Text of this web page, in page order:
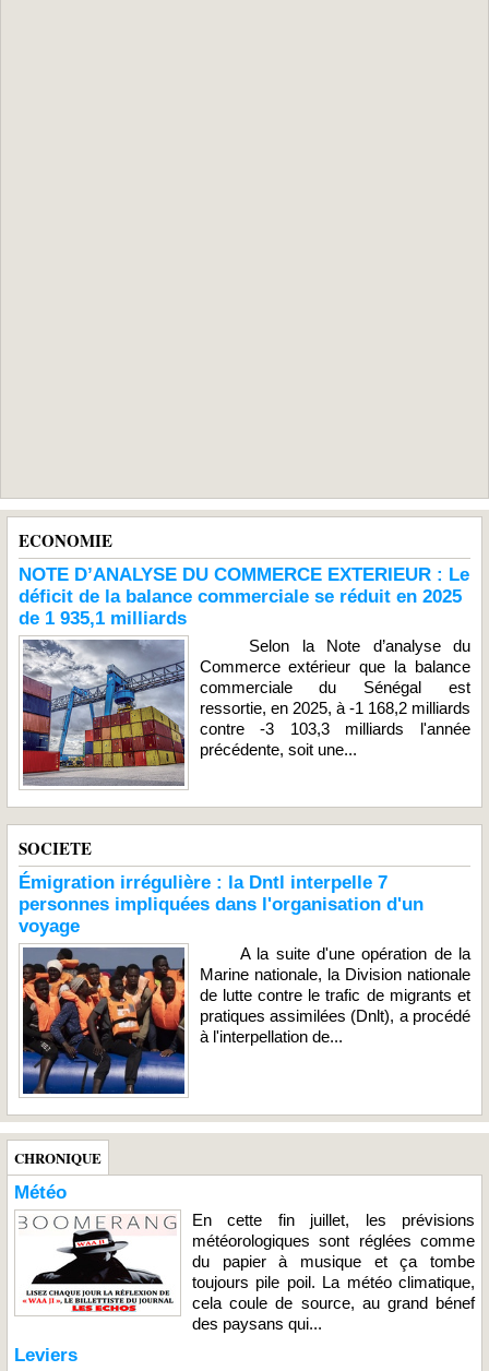
ECONOMIE
NOTE D’ANALYSE DU COMMERCE EXTERIEUR : Le
déficit de la balance commerciale se réduit en 2025
de 1 935,1 milliards
Selon la Note d’analyse du
Commerce extérieur que la balance
commerciale du Sénégal est
ressortie, en 2025, à -1 168,2 milliards
contre -3 103,3 milliards l'année
précédente, soit une...
SOCIETE
Émigration irrégulière : la Dntl interpelle 7
personnes impliquées dans l'organisation d'un
voyage
A la suite d'une opération de la
Marine nationale, la Division nationale
de lutte contre le trafic de migrants et
pratiques assimilées (Dnlt), a procédé
à l'interpellation de...
CHRONIQUE
Météo
En cette fin juillet, les prévisions
météorologiques sont réglées comme
du papier à musique et ça tombe
toujours pile poil. La météo climatique,
cela coule de source, au grand bénef
des paysans qui...
Leviers